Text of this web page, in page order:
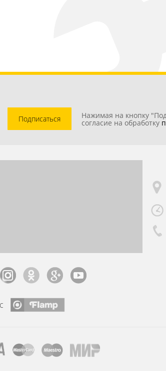
Подписаться Нажимая на кнопку
согласие на обработку